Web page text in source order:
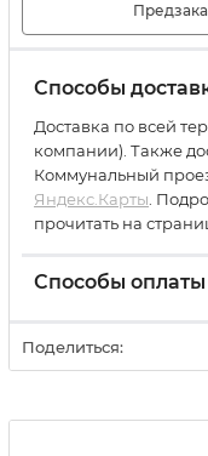
Способы
Доставка по всей
компании). Также
Коммунальный
Яндекс.Карты .
прочитать на
Способы оплаты
Поделиться: